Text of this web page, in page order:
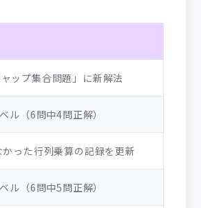
ップ集合問題」に新解法
ル（6問中4問正解）
った行列乗算の記録を更新
ル（6問中5問正解）